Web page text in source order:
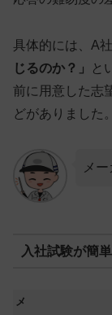
具体的には、A
じるのか？」
と
前に用意した志
どがありました。
メ
入社試験が簡
メ